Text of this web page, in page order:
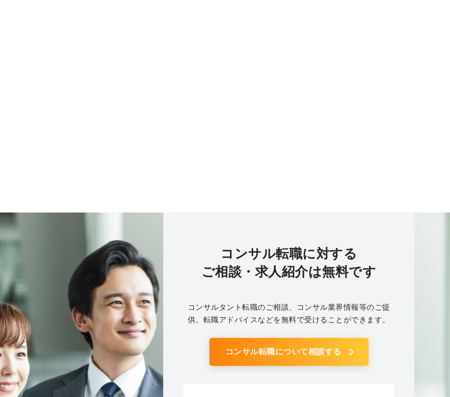
コンサル転職に対する
ご相談・求人紹介は無料です
コンサルタント転職のご相談、コンサル業界情報等のご提
供、転職アドバイスなどを無料で受けることができます。
コンサル転職について相談する